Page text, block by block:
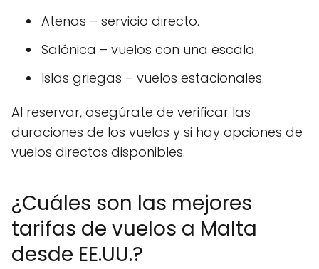
Atenas – servicio directo.
Salónica – vuelos con una escala.
Islas griegas – vuelos estacionales.
Al reservar, asegúrate de verificar las
duraciones de los vuelos y si hay opciones de
vuelos directos disponibles.
¿Cuáles son las mejores
tarifas de vuelos a Malta
desde EE.UU.?